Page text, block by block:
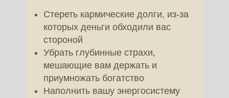
Стереть кармические долги, из-за
которых деньги обходили вас
стороной
Убрать глубинные страхи,
мешающие вам держать и
приумножать богатство
Наполнить вашу энергосистему